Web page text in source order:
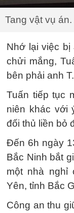
Tang vật vụ án.
Nhớ lại việc
chửi mắng,
bên phải anh
Tuấn tiếp tục
niên khác với
đối thủ liền bỏ
Đến 6h ngày
Bắc Ninh bắt
một nhà nghỉ
Yên, tỉnh Bắc
Công an thu